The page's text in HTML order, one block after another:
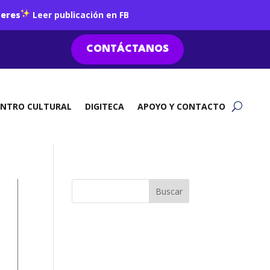
Leer publicación en FB
CONTÁCTANOS
CULTURAL DIGITECA APOYO Y CONTACTO